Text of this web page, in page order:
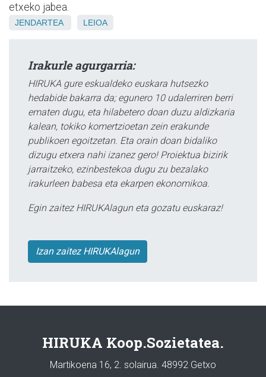
etxeko jabea.
JENDARTEA LEIOA
Irakurle agurgarria:
HIRUKA gure eskualdeko euskara hutsezko
hedabide bakarra da; egunero 10 udalerriren berri
ematen dugu, eta hilabetero doan duzu aldizkaria
kalean, tokiko komertzioetan zein erakunde
publikoen egoitzetan. Eta orain doan bidaliko
dizugu etxera nahi izanez gero! Proiektua bizirik
jarraitzeko, ezinbestekoa dugu zu bezalako
irakurleen babesa eta ekarpen ekonomikoa.
Egin zaitez HIRUKAlagun eta gozatu euskaraz!
Izan zaitez HIRUKAlagun
HIRUKA Koop.Sozietatea.
Martikoena 16, 2. solairua. 48992 Getxo